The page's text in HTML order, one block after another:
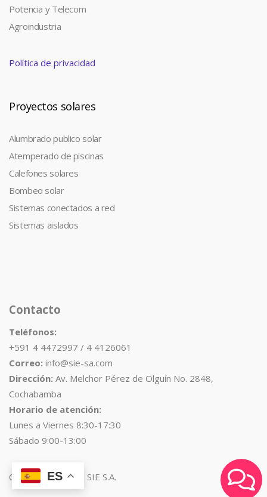
Potencia y Telecom
Agroindustria
Política de privacidad
Proyectos solares
Alumbrado publico solar
Atemperado de piscinas
Calefones solares
Bombeo solar
Sistemas conectados a red
Sistemas aislados
Contacto
Teléfonos:
+591 4 4472997 / 4 4126061
Correo: info@sie-sa.com
Dirección: Av. Melchor Pérez de Olguín No. 2848,
Cochabamba
Horario de atención:
Lunes a Viernes 8:30-17:30
Sábado 9:00-13:00
Copyright © 2025. SIE S.A.
ES